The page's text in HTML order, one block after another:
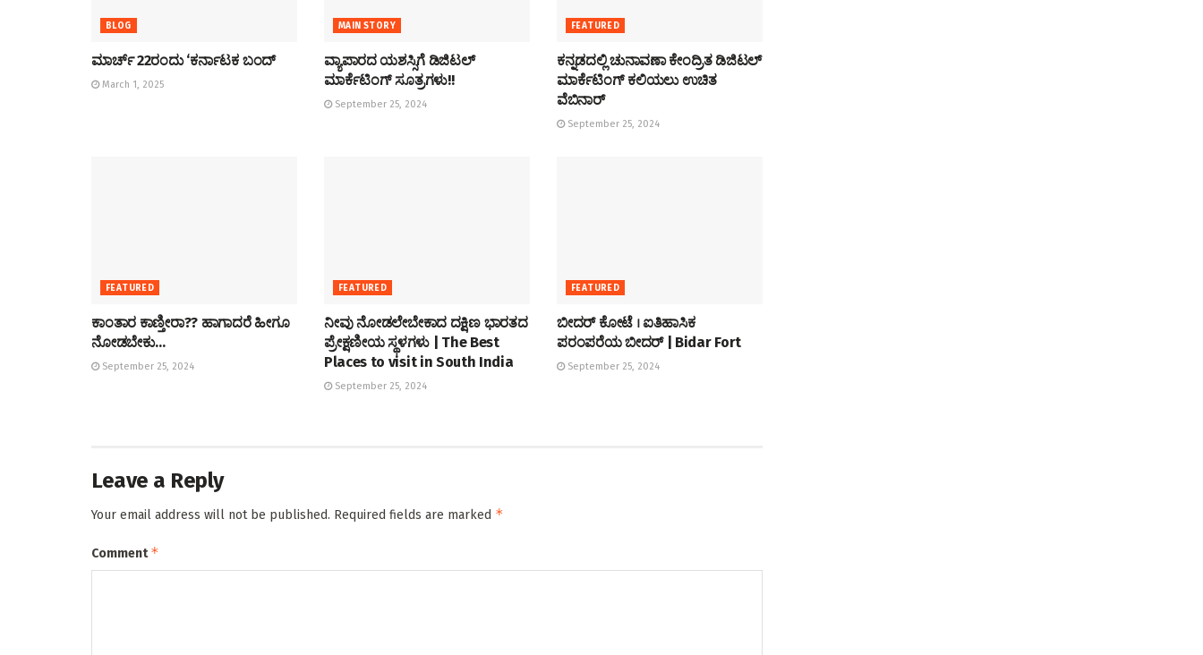
BLOG
ಮಾರ್ಚ್ 22ರಂದು ‘ಕರ್ನಾಟಕ ಬಂದ್
March 1, 2025
MAIN STORY
ವ್ಯಾಪಾರದ ಯಶಸ್ಸಿಗೆ ಡಿಜಿಟಲ್
ಮಾರ್ಕೆಟಿಂಗ್ ಸೂತ್ರಗಳು!!
September 25, 2024
FEATURED
ಕನ್ನಡದಲ್ಲಿ ಚುನಾವಣಾ ಕೇಂದ್ರಿತ ಡಿಜಿಟಲ್
ಮಾರ್ಕೆಟಿಂಗ್ ಕಲಿಯಲು ಉಚಿತ
ವೆಬಿನಾರ್
September 25, 2024
FEATURED
ಕಾಂತಾರ ಕಾಣ್ತೀರಾ?? ಹಾಗಾದರೆ ಹೀಗೂ
ನೋಡಬೇಕು…
September 25, 2024
FEATURED
ನೀವು ನೋಡಲೇಬೇಕಾದ ದಕ್ಷಿಣ ಭಾರತದ
ಪ್ರೇಕ್ಷಣೀಯ ಸ್ಥಳಗಳು | The Best
Places to visit in South India
September 25, 2024
FEATURED
ಬೀದರ್ ಕೋಟೆ । ಐತಿಹಾಸಿಕ
ಪರಂಪರೆಯ ಬೀದರ್ | Bidar Fort
September 25, 2024
Leave a Reply
Your email address will not be published. Required fields are marked *
Comment*